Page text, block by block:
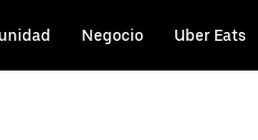
unidad Negocio Uber Eats